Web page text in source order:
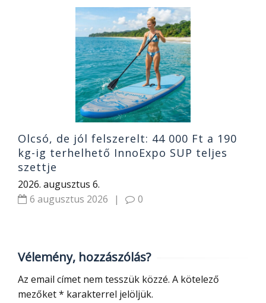
Olcsó, de jól felszerelt: 44 000 Ft a 190
kg-ig terhelhető InnoExpo SUP teljes
szettje
2026. augusztus 6.
6 augusztus 2026
| 0
Vélemény, hozzászólás?
Az email címet nem tesszük közzé. A kötelező
mezőket* karakterrel jelöljük.